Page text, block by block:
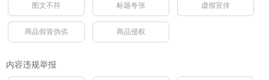
图文不符 标题夸张 虚假宣传
商品假冒伪劣 商品侵权
内容违规举报